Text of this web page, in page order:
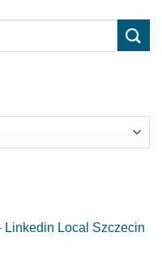
Linkedin Local Szczecin